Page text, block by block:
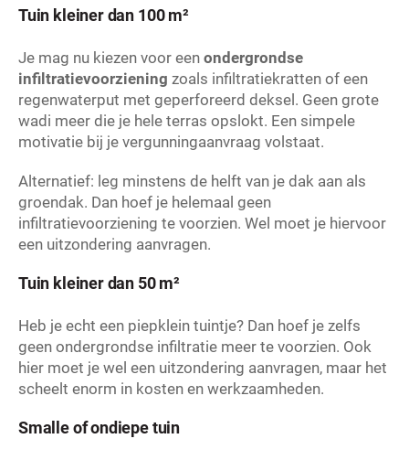
Tuin kleiner dan 100 m²
Je mag nu kiezen voor een ondergrondse
infiltratievoorziening zoals infiltratiekratten of een
regenwaterput met geperforeerd deksel. Geen grote
wadi meer die je hele terras opslokt. Een simpele
motivatie bij je vergunningaanvraag volstaat.
Alternatief: leg minstens de helft van je dak aan als
groendak. Dan hoef je helemaal geen
infiltratievoorziening te voorzien. Wel moet je hiervoor
een uitzondering aanvragen.
Tuin kleiner dan 50 m²
Heb je echt een piepklein tuintje? Dan hoef je zelfs
geen ondergrondse infiltratie meer te voorzien. Ook
hier moet je wel een uitzondering aanvragen, maar het
scheelt enorm in kosten en werkzaamheden.
Smalle of ondiepe tuin